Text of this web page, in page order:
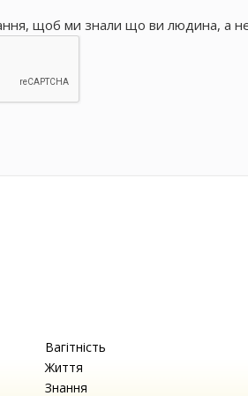
щоб ми знали що ви людина, а
Вагітність
Життя
Знання